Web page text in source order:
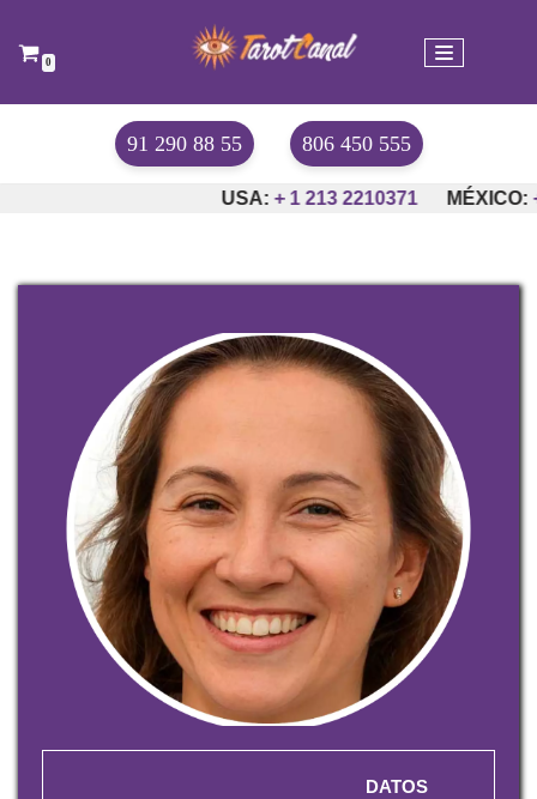
Saltar
0
91 290 88 55 806 450 555
USA:+ 1 213 2210371 MÉXICO:
DATOS